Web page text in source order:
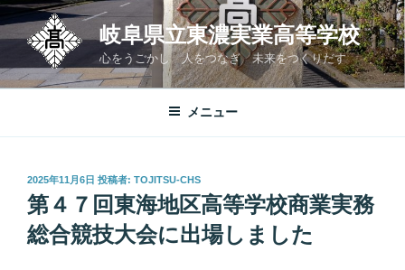
コ
ン
ス
岐阜県立東濃実業高等学校
心をうごかし 人をつなぎ 未来をつくりだす
メニュー
投
稿
日:
2025年11月6日 投稿者: TOJITSU-CHS
第４７回東海地区高等学校商業実務
総合競技大会に出場しました